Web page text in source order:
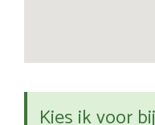
Kies ik voor